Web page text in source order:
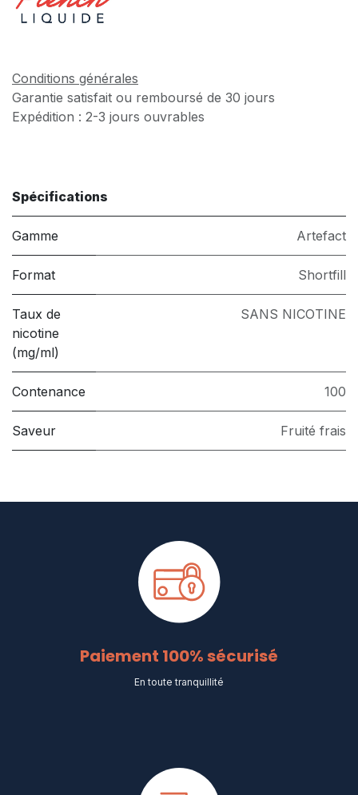
Conditions générales
Garantie satisfait ou remboursé de 30 jours
Expédition : 2-3 jours ouvrables
Spécifications
Gamme Artefact
Format Shortfill
Taux de
nicotine
(mg/ml)
SANS NICOTINE
Contenance 100
Saveur Fruité frais
Paiement 100% sécurisé
En toute tranquillité